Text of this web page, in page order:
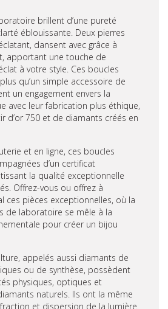
brillent d’une pureté
éblouissante. Deux pierres
dansent avec grâce à
apportant une touche de
à votre style. Ces boucles
qu’un simple accessoire de
un engagement envers la
avec leur fabrication plus éthique,
d’or 750 et de diamants créés en
et en ligne, ces boucles
d’un certificat
la qualité exceptionnelle
Offrez-vous ou offrez à
ces pièces exceptionnelles, où la
de laboratoire se mêle à la
pour créer un bijou
appelés aussi diamants de
ou de synthèse, possèdent
physiques, optiques et
naturels. Ils ont la même
et dispersion de la lumière.